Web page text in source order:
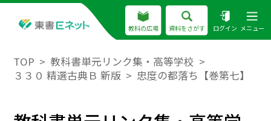
教科の広場 資料をさがす ログイン メニュー
TOP
教科書単元リンク集・高等学校
３３０ 精選古典Ｂ 新版
忠度の都落ち【巻第七】